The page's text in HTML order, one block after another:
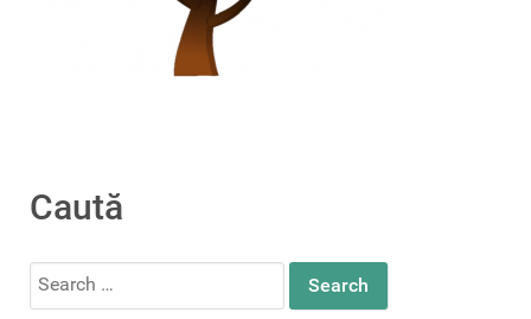
Caută
Search